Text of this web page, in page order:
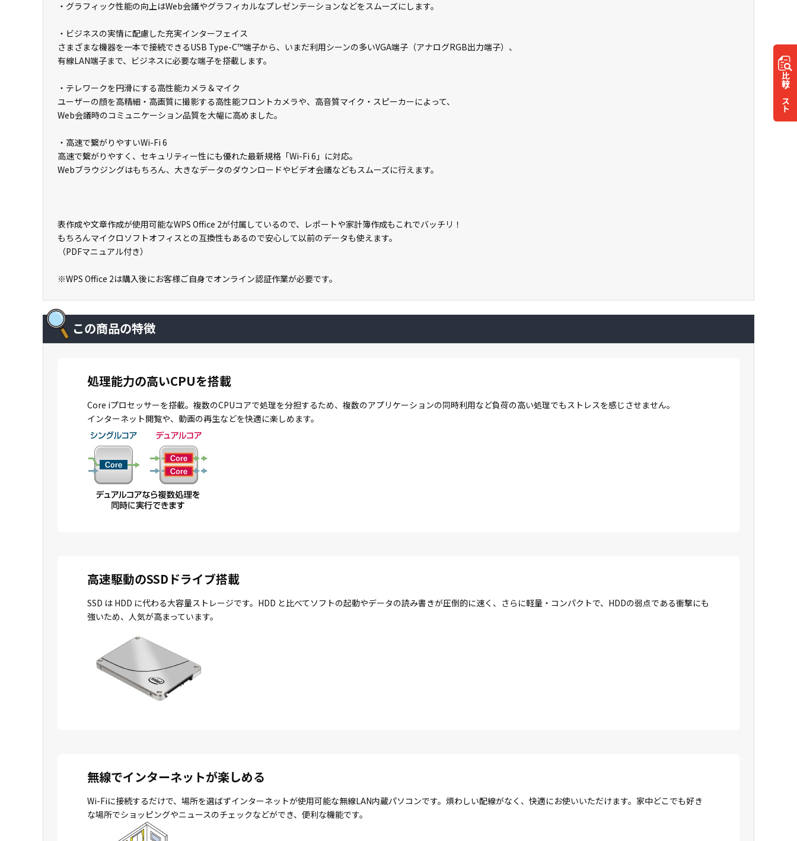
比較
リスト
・グラフィック性能の向上はWeb会議やグラフィカルなプレゼンテーションなどをスムーズにします。
・ビジネスの実情に配慮した充実インターフェイス
さまざまな機器を一本で接続できるUSB Type-C™端子から、いまだ利用シーンの多いVGA端子（アナログRGB出力端子）、
有線LAN端子まで、ビジネスに必要な端子を搭載します。
・テレワークを円滑にする高性能カメラ＆マイク
ユーザーの顔を高精細・高画質に撮影する高性能フロントカメラや、高音質マイク・スピーカーによって、
Web会議時のコミュニケーション品質を大幅に高めました。
・高速で繋がりやすいWi-Fi 6
高速で繋がりやすく、セキュリティー性にも優れた最新規格「Wi-Fi 6」に対応。
Webブラウジングはもちろん、大きなデータのダウンロードやビデオ会議などもスムーズに行えます。
表作成や文章作成が使用可能なWPS Office 2が付属しているので、レポートや家計簿作成もこれでバッチリ！
もちろんマイクロソフトオフィスとの互換性もあるので安心して以前のデータも使えます。
（PDFマニュアル付き）
※WPS Office 2は購入後にお客様ご自身でオンライン認証作業が必要です。
この商品の特徴
処理能力の高いCPUを搭載
Core iプロセッサーを搭載。複数のCPUコアで処理を分担するため、複数のアプリケーションの同時利用など負荷の高い処理でもストレスを感じさせません。
インターネット閲覧や、動画の再生などを快適に楽しめます。
高速駆動のSSDドライブ搭載
SSD は HDD に代わる大容量ストレージです。HDD と比べてソフトの起動やデータの読み書きが圧倒的に速く、さらに軽量・コンパクトで、HDDの弱点である衝撃にも
強いため、人気が高まっています。
無線でインターネットが楽しめる
Wi-Fiに接続するだけで、場所を選ばずインターネットが使用可能な無線LAN内蔵パソコンです。煩わしい配線がなく、快適にお使いいただけます。家中どこでも好き
な場所でショッピングやニュースのチェックなどができ、便利な機能です。